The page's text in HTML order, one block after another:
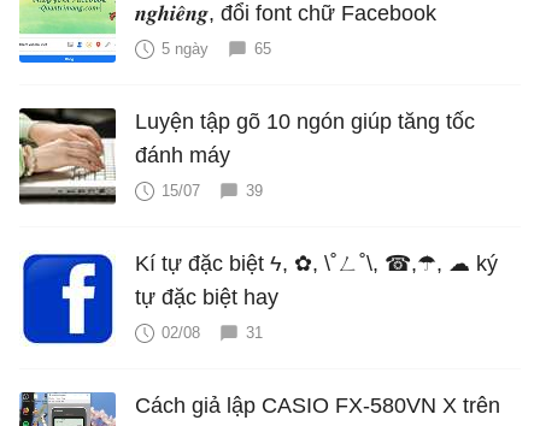
𝒏𝒈𝒉𝒊𝒆̂𝒏𝒈, đổi font chữ Facebook
5 ngày 65
Luyện tập gõ 10 ngón giúp tăng tốc
đánh máy
15/07 39
Kí tự đặc biệt ϟ, ✿, \˚ㄥ˚\, ☎,☂, ☁ ký
tự đặc biệt hay
02/08 31
Cách giả lập CASIO FX-580VN X trên